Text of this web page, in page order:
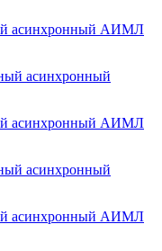
асинхронный АИМЛ
асинхронный АИМЛ
асинхронный АИМЛ